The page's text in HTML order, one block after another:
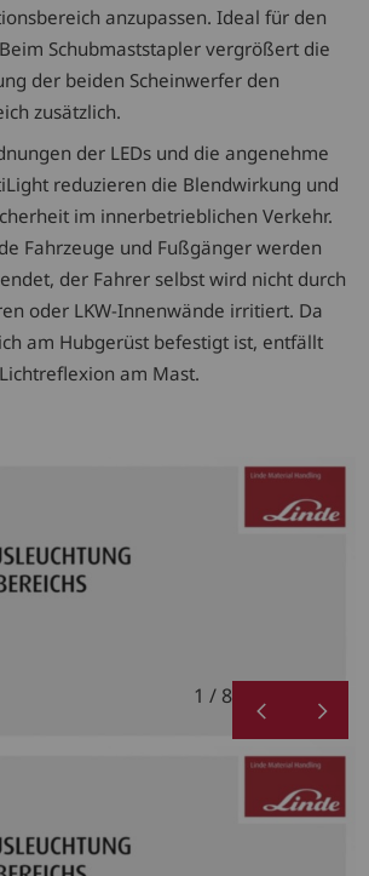
anzupassen. Ideal für den
Schubmaststapler vergrößert die
der beiden Scheinwerfer den
zusätzlich.
der LEDs und die angenehme
reduzieren die Blendwirkung und
im innerbetrieblichen Verkehr.
Fahrzeuge und Fußgänger werden
der Fahrer selbst wird nicht durch
oder LKW-Innenwände irritiert. Da
am Hubgerüst befestigt ist, entfällt
am Mast.
1 / 8